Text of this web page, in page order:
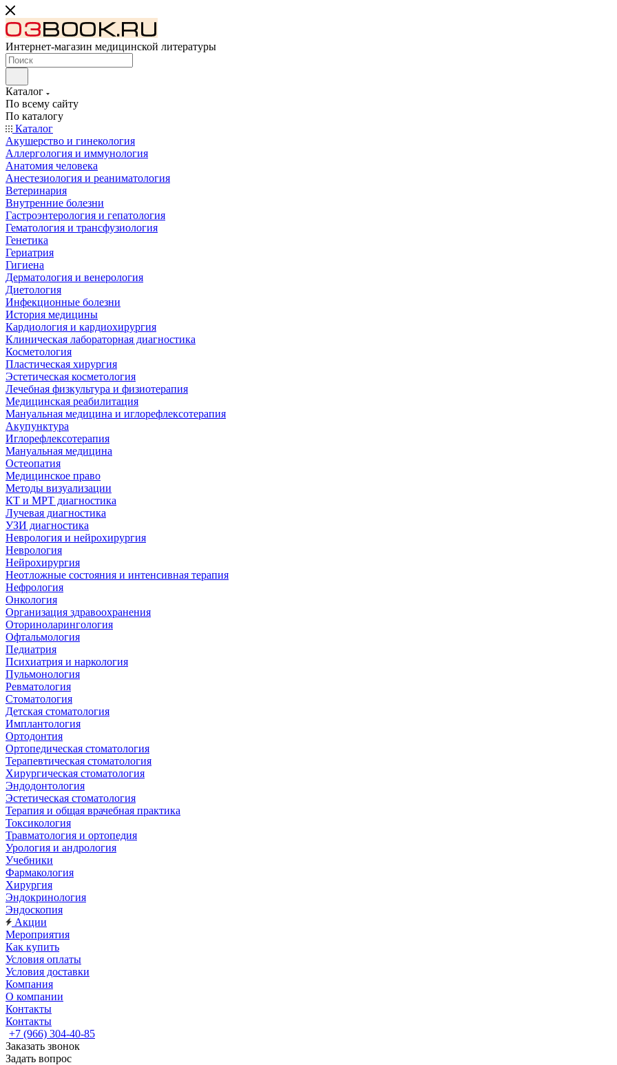
Интернет-магазин медицинской литературы
Каталог
По всему сайту
По каталогу
Каталог
Акушерство и гинекология
Аллергология и иммунология
Анатомия человека
Анестезиология и реаниматология
Ветеринария
Внутренние болезни
Гастроэнтерология и гепатология
Гематология и трансфузиология
Генетика
Гериатрия
Гигиена
Дерматология и венерология
Диетология
Инфекционные болезни
История медицины
Кардиология и кардиохирургия
Клиническая лабораторная диагностика
Косметология
Пластическая хирургия
Эстетическая косметология
Лечебная физкультура и физиотерапия
Медицинская реабилитация
Мануальная медицина и иглорефлексотерапия
Акупунктура
Иглорефлексотерапия
Мануальная медицина
Остеопатия
Медицинское право
Методы визуализации
КТ и МРТ диагностика
Лучевая диагностика
УЗИ диагностика
Неврология и нейрохирургия
Неврология
Нейрохирургия
Неотложные состояния и интенсивная терапия
Нефрология
Онкология
Организация здравоохранения
Оториноларингология
Офтальмология
Педиатрия
Психиатрия и наркология
Пульмонология
Ревматология
Стоматология
Детская стоматология
Имплантология
Ортодонтия
Ортопедическая стоматология
Терапевтическая стоматология
Хирургическая стоматология
Эндодонтология
Эстетическая стоматология
Терапия и общая врачебная практика
Токсикология
Травматология и ортопедия
Урология и андрология
Учебники
Фармакология
Хирургия
Эндокринология
Эндоскопия
Акции
Мероприятия
Как купить
Условия оплаты
Условия доставки
Компания
О компании
Контакты
Контакты
+7 (966) 304-40-85
Заказать звонок
Задать вопрос